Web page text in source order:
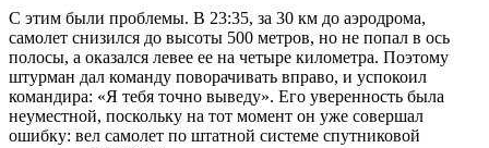
С этим были проблемы. В 23:35, за 30 км до аэродрома,
самолет снизился до высоты 500 метров, но не попал в ось
полосы, а оказался левее ее на четыре километра. Поэтому
штурман дал команду поворачивать вправо, и успокоил
командира: «Я тебя точно выведу». Его уверенность была
неуместной, поскольку на тот момент он уже совершал
ошибку: вел самолет по штатной системе спутниковой